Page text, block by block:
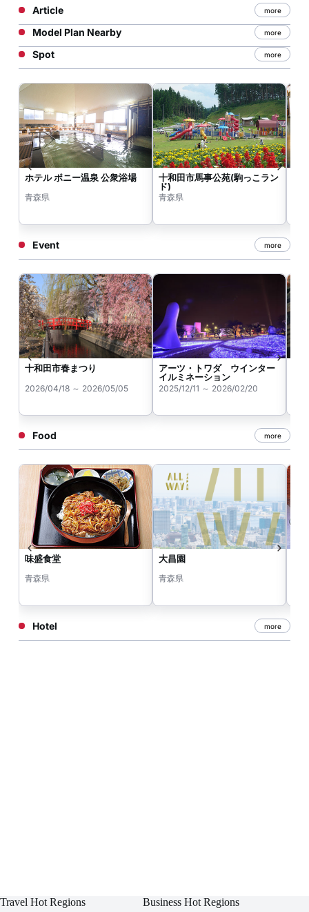
Article more
Model Plan Nearby more
Spot more
ホテル ポニー温泉 公衆浴場
青森県
十和田市馬事公苑(駒っこラン
ド)
青森県
Event more
十和田市春まつり
2026/04/18 ～ 2026/05/05
アーツ・トワダ ウインター
イルミネーション
2025/12/11 ～ 2026/02/20
Food more
味盛食堂
青森県
大昌園
青森県
Hotel more
Travel Hot Regions Business Hot Regions